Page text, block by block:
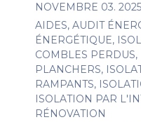
NOVEMBRE 03. 2025
AIDES, AUDIT
ÉNERGÉTIQUE,
COMBLES PERDUS,
PLANCHERS,
RAMPANTS,
ISOLATION PAR
RÉNOVATION